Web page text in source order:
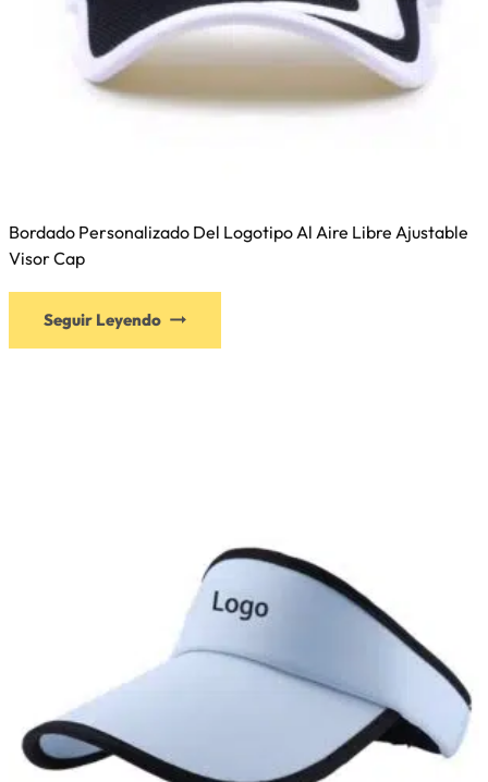
Bordado Personalizado Del Logotipo Al Aire Libre Ajustable
Visor Cap
Seguir Leyendo